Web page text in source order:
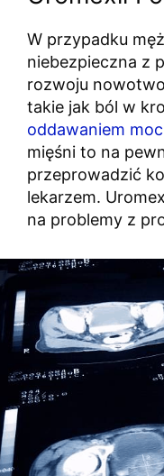
W przypadku
niebezpieczna z
rozwoju
takie jak ból w
oddawaniem
mięśni to na
przeprowadzić
lekarzem.
na problemy z